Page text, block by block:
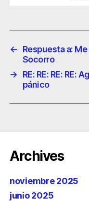
←
Respuesta a:
Socorro
→
RE: RE: RE: RE:
pánico
Archives
noviembre 2025
junio 2025